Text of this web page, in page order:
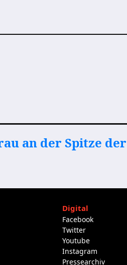
an der Spitze der
Digital
Facebook
Twitter
Youtube
Instagram
Pressearchiv